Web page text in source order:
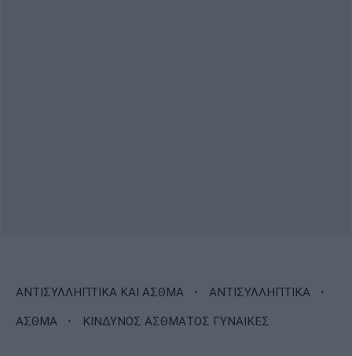
ΑΝΤΙΣΥΛΛΗΠΤΙΚΑ ΚΑΙ ΑΣΘΜΑ · ΑΝΤΙΣΥΛΛΗΠΤΙΚΑ ·
ΑΣΘΜΑ · ΚΙΝΔΥΝΟΣ ΑΣΘΜΑΤΟΣ ΓΥΝΑΙΚΕΣ